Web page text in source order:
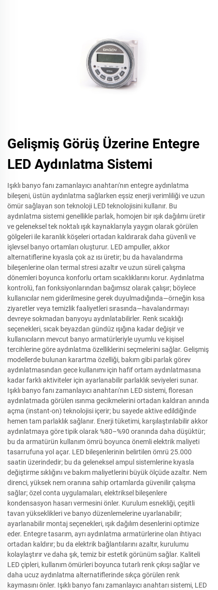
Gelişmiş Görüş Üzerine Entegre
LED Aydınlatma Sistemi
Işıklı banyo fanı zamanlayıcı anahtarı'nın entegre aydınlatma
bileşeni, üstün aydınlatma sağlarken eşsiz enerji verimliliği ve uzun
ömür sağlayan son teknoloji LED teknolojisini kullanır. Bu
aydınlatma sistemi genellikle parlak, homojen bir ışık dağılımı üretir
ve geleneksel tek noktalı ışık kaynaklarıyla yaygın olarak görülen
gölgeleri ile karanlık köşeleri ortadan kaldırarak daha güvenli ve
işlevsel banyo ortamları oluşturur. LED ampuller, akkor
alternatiflerine kıyasla çok az ısı üretir; bu da havalandırma
bileşenlerine olan termal stresi azaltır ve uzun süreli çalışma
dönemleri boyunca konforlu ortam sıcaklıklarını korur. Aydınlatma
kontrolü, fan fonksiyonlarından bağımsız olarak çalışır; böylece
kullanıcılar nem giderilmesine gerek duyulmadığında—örneğin kısa
ziyaretler veya temizlik faaliyetleri sırasında—havalandırmayı
devreye sokmadan banyoyu aydınlatabilirler. Renk sıcaklığı
seçenekleri, sıcak beyazdan gündüz ışığına kadar değişir ve
kullanıcıların mevcut banyo armatürleriyle uyumlu ve kişisel
tercihlerine göre aydınlatma özelliklerini seçmelerini sağlar. Gelişmiş
modellerde bulunan karartma özelliği, bakım gibi parlak görev
aydınlatmasından gece kullanımı için hafif ortam aydınlatmasına
kadar farklı aktiviteler için ayarlanabilir parlaklık seviyeleri sunar.
Işıklı banyo fanı zamanlayıcı anahtarı'nın LED sistemi, floresan
aydınlatmada görülen ısınma gecikmelerini ortadan kaldıran anında
açma (instant-on) teknolojisi içerir; bu sayede aktive edildiğinde
hemen tam parlaklık sağlanır. Enerji tüketimi, karşılaştırılabilir akkor
aydınlatmaya göre tipik olarak %80–%90 oranında daha düşüktür;
bu da armatürün kullanım ömrü boyunca önemli elektrik maliyeti
tasarrufuna yol açar. LED bileşenlerinin belirtilen ömrü 25.000
saatin üzerindedir; bu da geleneksel ampul sistemlerine kıyasla
değiştirme sıklığını ve bakım maliyetlerini büyük ölçüde azaltır. Nem
direnci, yüksek nem oranına sahip ortamlarda güvenilir çalışma
sağlar; özel conta uygulamaları, elektriksel bileşenlere
kondensasyon hasarı vermesini önler. Kurulum esnekliği, çeşitli
tavan yükseklikleri ve banyo düzenlemelerine uyarlanabilir;
ayarlanabilir montaj seçenekleri, ışık dağılım desenlerini optimize
eder. Entegre tasarım, ayrı aydınlatma armatürlerine olan ihtiyacı
ortadan kaldırır; bu da elektrik bağlantılarını azaltır, kurulumu
kolaylaştırır ve daha şık, temiz bir estetik görünüm sağlar. Kaliteli
LED çipleri, kullanım ömürleri boyunca tutarlı renk çıkışı sağlar ve
daha ucuz aydınlatma alternatiflerinde sıkça görülen renk
kaymasını önler. Işıklı banyo fanı zamanlayıcı anahtarı sistemi, LED